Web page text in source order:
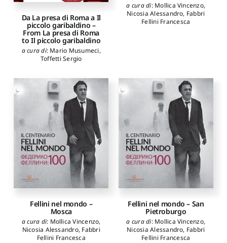
Da La presa di Roma a Il
piccolo garibaldino –
From La presa di Roma
to Il piccolo garibaldino
a cura di: Mario Musumeci,
Toffetti Sergio
a cura di: Mollica Vincenzo,
Nicosia Alessandro, Fabbri
Fellini Francesca
Fellini nel mondo –
Mosca
a cura di: Mollica Vincenzo,
Nicosia Alessandro, Fabbri
Fellini Francesca
Fellini nel mondo – San
Pietroburgo
a cura di: Mollica Vincenzo,
Nicosia Alessandro, Fabbri
Fellini Francesca